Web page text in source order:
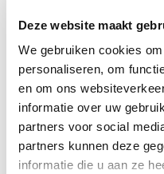
Deze website maakt
We gebruiken cookies
personaliseren, om
en om ons
informatie over uw
partners voor social
partners kunnen deze
informatie die u aan ze